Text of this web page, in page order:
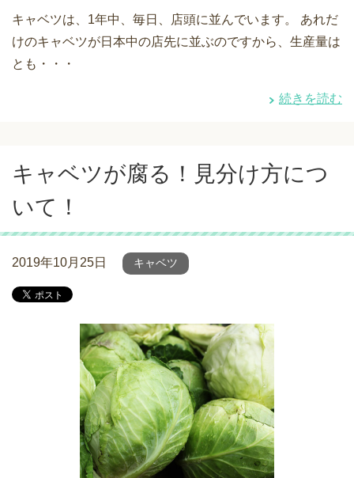
キャベツは、1年中、毎日、店頭に並んでいます。 あれだ
けのキャベツが日本中の店先に並ぶのですから、生産量は
とも・・・
続きを読む
キャベツが腐る！見分け方につ
いて！
2019年10月25日 キャベツ